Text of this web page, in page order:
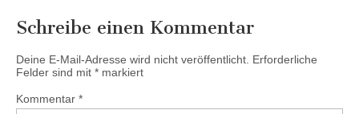
Schreibe einen Kommentar
Deine E-Mail-Adresse wird nicht veröffentlicht. Erforderliche
Felder sind mit * markiert
Kommentar *